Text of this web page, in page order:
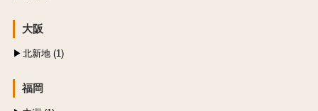
大阪
北新地 (1)
福岡